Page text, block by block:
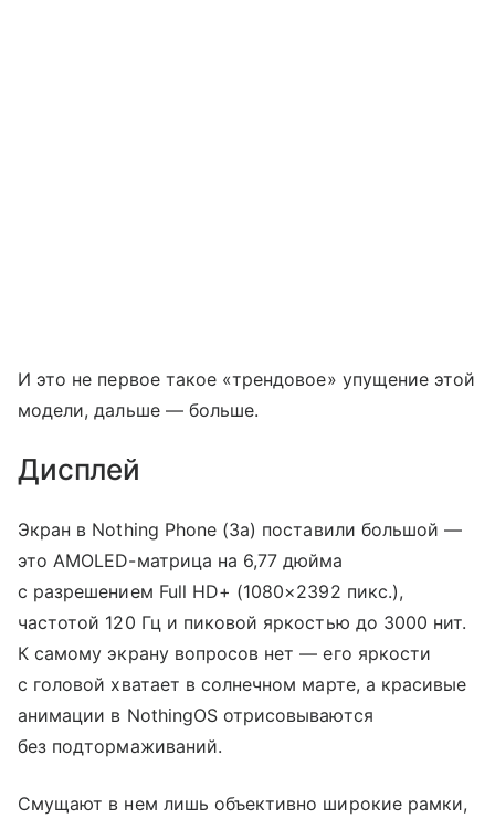
И это не первое такое «трендовое» упущение этой
модели, дальше — больше.
Дисплей
Экран в Nothing Phone (3a) поставили большой —
это AMOLED-матрица на 6,77 дюйма
с разрешением Full HD+ (1080×2392 пикс.),
частотой 120 Гц и пиковой яркостью до 3000 нит.
К самому экрану вопросов нет — его яркости
с головой хватает в солнечном марте, а красивые
анимации в NothingOS отрисовываются
без подтормаживаний.
Смущают в нем лишь объективно широкие рамки,